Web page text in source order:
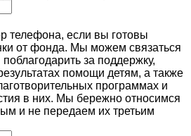
телефона, если вы готовы
от фонда. Мы можем связаться
за поддержку,
помощи детям, а также
программах и
в них. Мы бережно относимся
и не передаем их третьим